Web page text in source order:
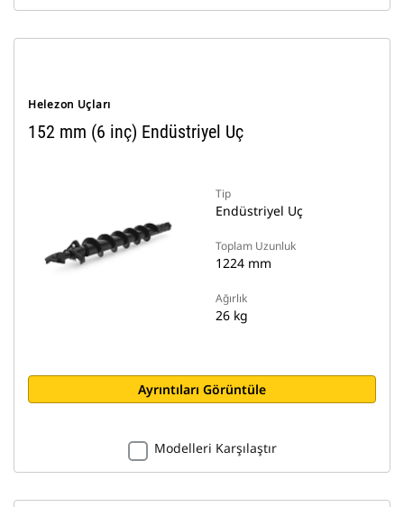
Helezon Uçları
152 mm (6 inç) Endüstriyel Uç
Tip
Endüstriyel Uç
Toplam Uzunluk
1224 mm
Ağırlık
26 kg
Ayrıntıları Görüntüle
Modelleri Karşılaştır